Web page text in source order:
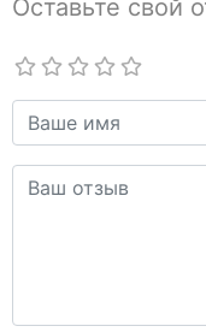
Оставьте свой